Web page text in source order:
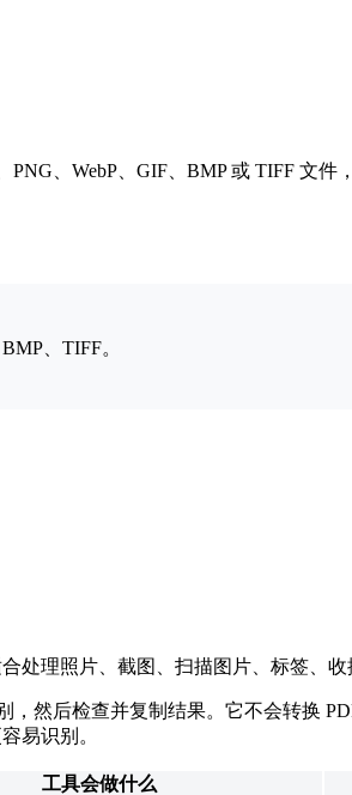
、WebP、GIF、BMP 或 TIFF 文
、TIFF。
理照片、截图、扫描图片、标签、
然后检查并复制结果。它不会转换
易识别。
工具会做什么